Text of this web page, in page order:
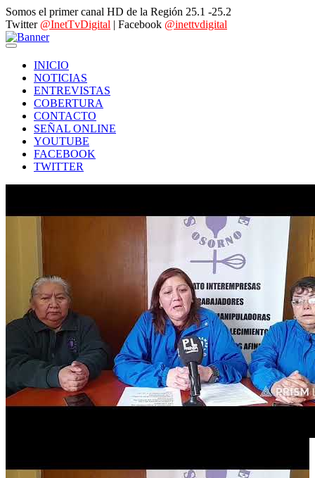
Somos el primer canal HD de la Región 25.1 -25.2
Twitter @InetTvDigital | Facebook @inettvdigital
INICIO
NOTICIAS
ENTREVISTAS
COBERTURA
CONTACTO
SEÑAL ONLINE
YOUTUBE
FACEBOOK
TWITTER